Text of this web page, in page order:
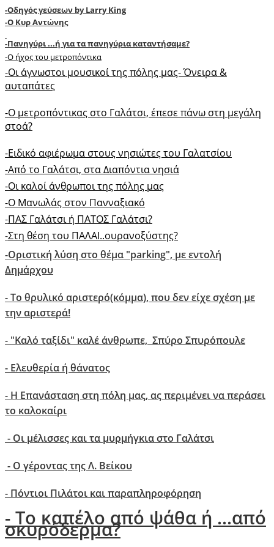
-Oδηγός γεύσεων by Larry King
-O Κυρ Αντώνης
-Πανηγύρι ...ή για τα πανηγύρια καταντήσαμε?
-O ήχος του μετροπόντικα
-Oι άγνωστοι μουσικοί της πόλης μας- Όνειρα &
αυταπάτες
-O μετροπόντικας στο Γαλάτσι, έπεσε πάνω στη μεγάλη
στοά?
-Ειδικό αφιέρωμα στους νησιώτες του Γαλατσίου
-Από το Γαλάτσι, στα Διαπόντια νησιά
-Oι καλοί άνθρωποι της πόλης μας
-O Mανωλάς στον Πανναξιακό
-ΠΑΣ Γαλάτσι ή ΠΑΤΟΣ Γαλάτσι?
-Στη θέση του ΠΑΛΑΙ..ουρανοξύστης?
-Οριστική λύση στο θέμα "parking", με εντολή
Δημάρχου
- Το θρυλικό αριστερό(κόμμα), που δεν είχε σχέση με
την αριστερά!
- "Kαλό ταξίδι" καλέ άνθρωπε, Σπύρο Σπυρόπουλε
- Ελευθερία ή θάνατος
- Η Επανάσταση στη πόλη μας, ας περιμένει να περάσει
το καλοκαίρι
- Οι μέλισσες και τα μυρμήγκια στο Γαλάτσι
- O γέροντας της Λ. Βείκου
- Πόντιοι Πιλάτοι και παραπληροφόρηση
- Το καπέλο από ψάθα ή ...από
σκυρόδερμα?